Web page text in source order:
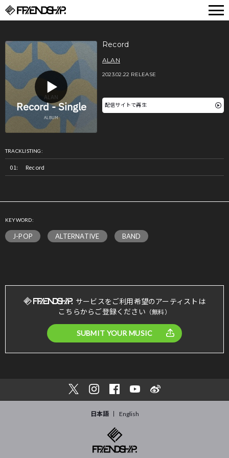
Record
ALAN
2023.02.22 RELEASE
配信サイトで再生
TRACKLISTING:
Record
KEYWORD:
J-POP ALTERNATIVE BAND
サービスをご利用希望のアーティストは
こちらからご登録ください （無料）
SUBMIT YOUR MUSIC
日本語 English